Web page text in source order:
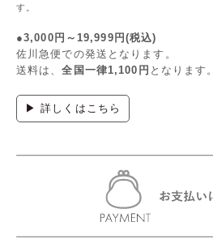
す。
●3,000円～19,999円(税込)
佐川急便での発送となります。
送料は、全国一律1,100円 となります。
▶ 詳しくはこちら